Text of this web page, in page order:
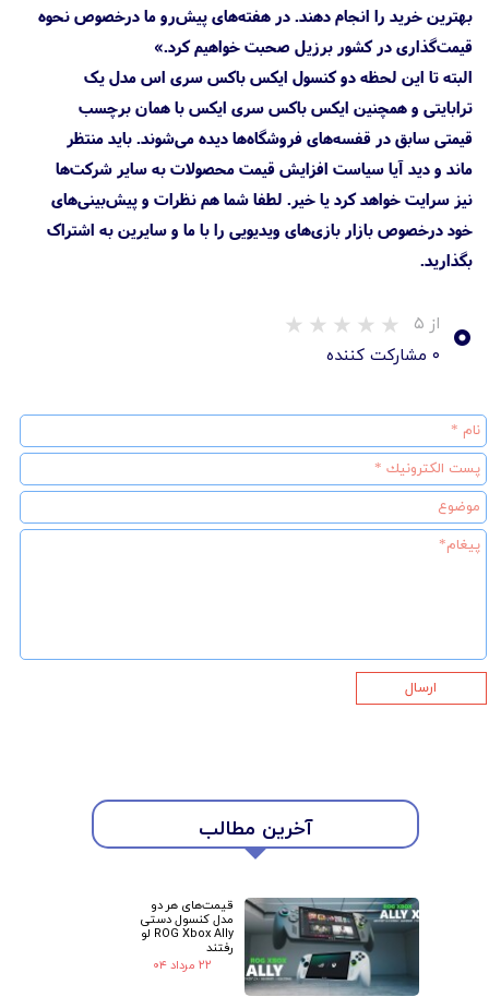
بهترین خرید را انجام دهند. در هفته‌های پیش‌رو ما درخصوص نحوه
قیمت‌گذاری در کشور برزیل صحبت خواهیم کرد.»
البته تا این لحظه دو کنسول ایکس باکس سری اس مدل یک
ترابایتی و همچنین ایکس باکس سری ایکس با همان برچسب
قیمتی سابق در قفسه‌های فروشگاه‌ها دیده می‌شوند. باید منتظر
ماند و دید آیا سیاست افزایش قیمت محصولات به سایر شرکت‌ها
نیز سرایت خواهد کرد یا خیر. لطفا شما هم نظرات و پیش‌بینی‌های
خود درخصوص بازار بازی‌های ویدیویی را با ما و سایرین به اشتراک
بگذارید.
۰ از ۵
★
۰ مشارکت کننده
آخرین مطالب
قیمت‌های هر دو
مدل کنسول دستی
ROG Xbox Ally لو
رفتند
۲۲ مرداد ۰۴
ارسال